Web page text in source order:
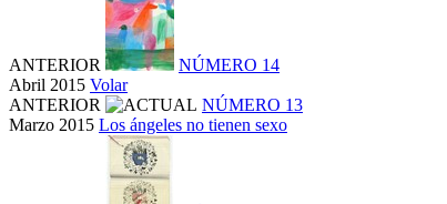
ANTERIOR
NÚMERO 14
Abril 2015 Volar
ANTERIOR
NÚMERO 13
Marzo 2015 Los ángeles no tienen sexo